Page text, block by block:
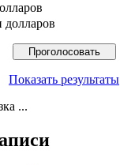
долларов
Показать результаты
...